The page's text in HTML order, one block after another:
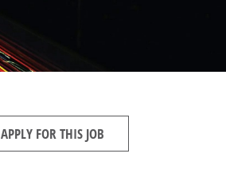
APPLY FOR THIS JOB